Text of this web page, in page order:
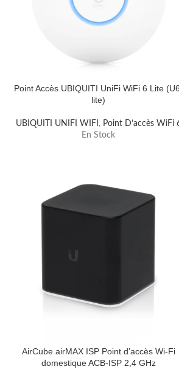
Point Accès UBIQUITI UniFi WiFi 6 Lite
lite)
UBIQUITI UNIFI WIFI , Point D’accès WiFi
En Stock
AirCube airMAX ISP Point d’accès Wi-Fi
domestique ACB-ISP 2,4 GHz